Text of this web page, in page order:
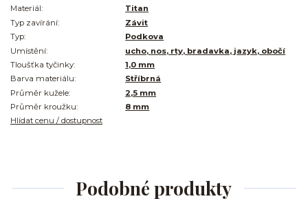
Materiál:
Titan
Typ zavírání:
Závit
Typ:
Podkova
Umístění:
ucho, nos, rty, bradavka, jazyk, obočí
Tloušťka tyčinky:
1,0 mm
Barva materiálu:
Stříbrná
Průměr kužele:
2,5 mm
Průměr kroužku:
8 mm
Hlídat cenu / dostupnost
Podobné produkty